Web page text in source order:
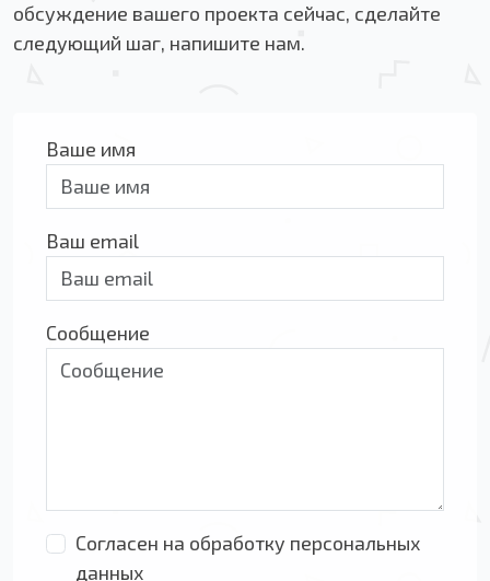
обсуждение вашего проекта сейчас, сделайте
следующий шаг, напишите нам.
Ваше имя
Ваш email
Сообщение
Согласен на обработку персональных
данных